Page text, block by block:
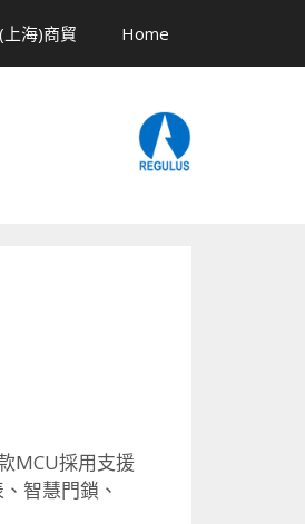
海)商貿 Home
MCU採用支援
智慧門鎖、